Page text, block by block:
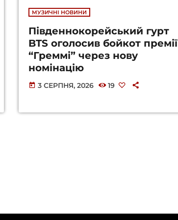
МУЗИЧНІ НОВИНИ
Південнокорейський гурт
BTS оголосив бойкот премії
“Греммі” через нову
номінацію
today 3 СЕРПНЯ, 2026 19